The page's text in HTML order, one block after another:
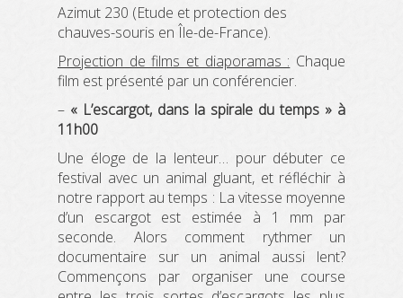
Azimut 230 (Etude et protection des
chauves-souris en Île-de-France).
Projection de films et diaporamas : Chaque
film est présenté par un conférencier.
– « L’escargot, dans la spirale du temps » à
11h00
Une éloge de la lenteur… pour débuter ce
festival avec un animal gluant, et réfléchir à
notre rapport au temps : La vitesse moyenne
d’un escargot est estimée à 1 mm par
seconde. Alors comment rythmer un
documentaire sur un animal aussi lent?
Commençons par organiser une course